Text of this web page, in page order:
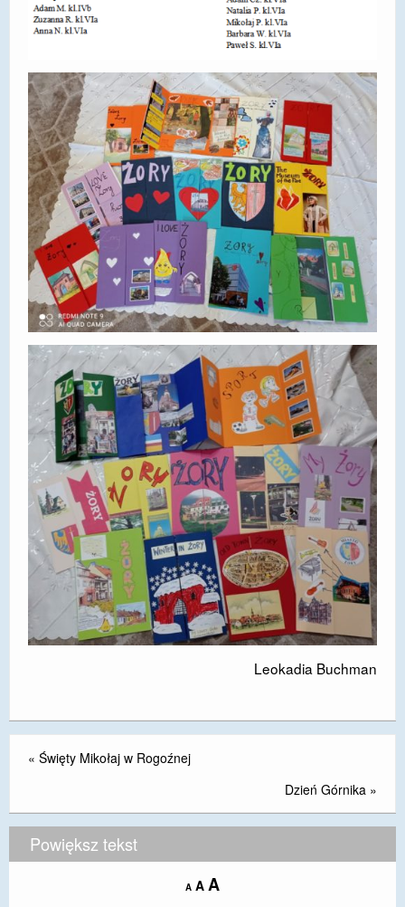
Leokadia Buchman
« Święty Mikołaj w Rogoźnej
Dzień Górnika »
Powiększ tekst
A Decrease
A Reset
AIncrease